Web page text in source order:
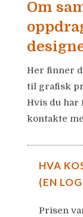
Om
Her finner
til grafisk
Hvis du har
kontakte
HVA
(EN
Prisen